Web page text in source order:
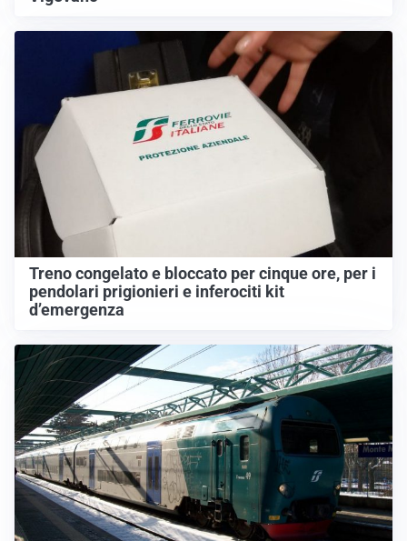
Treno congelato e bloccato per cinque ore, per i
pendolari prigionieri e inferociti kit
d’emergenza